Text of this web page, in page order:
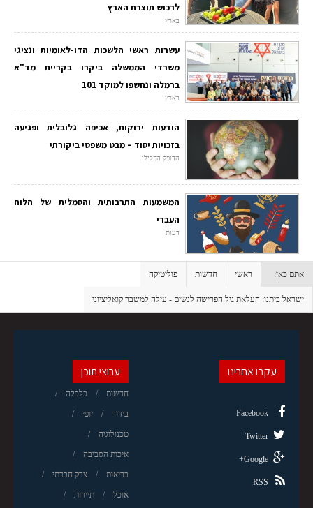
לרכוש תוצרת הארץ
בארץ
עשרות ראשי הלשכות הדו-לאומיות ונציגי
משרדי הממשלה ביקרו בקריית מד"א
ברמלה ונחשפו למוקד 101
בארץ
הודעות ירוקות, אכיפה גלובלית ופגיעה
בזכויות יסוד – מבט משפטי ביקורתי
הדופק הפלילי
המשמעות התרבותית והסמלית של הלוח
העברי
דעות
אתם כאן: ראשי חדשות פוליטיקה
ישראל ביתנו: העלאת גיל הפרישה לנשים - עילה למשבר קואליציוני
ערוצי תוכן
חדשות כלכלה
בידור יופי
טכנולוגיה
איכות הסביבה
בריאות צדק חברתי
אוכל תיירות
עקבו אחרינו
Facebook
Twitter
Google+
RSS